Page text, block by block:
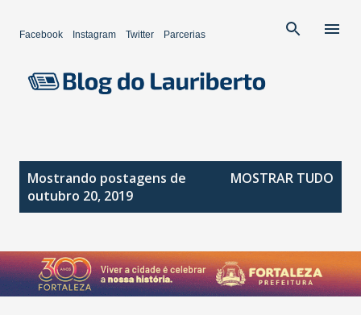
Facebook Instagram Twitter Parcerias
a
g
e
Mostrando postagens de
outubro 20, 2019
MOSTRAR TUDO